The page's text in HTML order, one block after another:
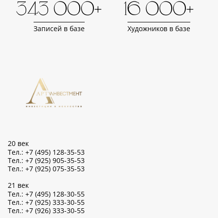
343 000+
Записей в базе
16 000+
Художников в базе
20 век
Тел.: +7 (495) 128-35-53
Тел.: +7 (925) 905-35-53
Тел.: +7 (925) 075-35-53
21 век
Тел.: +7 (495) 128-30-55
Тел.: +7 (925) 333-30-55
Тел.: +7 (926) 333-30-55